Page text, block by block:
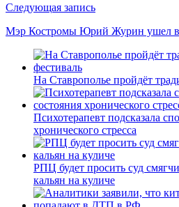
Следующая запись
Мэр Костромы Юрий Журин ушел в
На Ставрополье пройдёт
Психотерапевт подсказала
хронического стресса
РПЦ будет просить суд
кальян на куличе